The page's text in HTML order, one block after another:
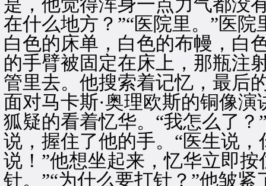
是，他觉得浑身一点力气都没
在什么地方？”“医院里。”医
白色的床单，白色的布幔，白
的手臂被固定在床上，那瓶注
管里去。他搜索着记忆，最后
面对马卡斯·奥理欧斯的铜像
狐疑的看着忆华。“我怎么了？
说，握住了他的手。“医生说
说！”他想坐起来，忆华立即
针。”“为什么要打针？”他皱